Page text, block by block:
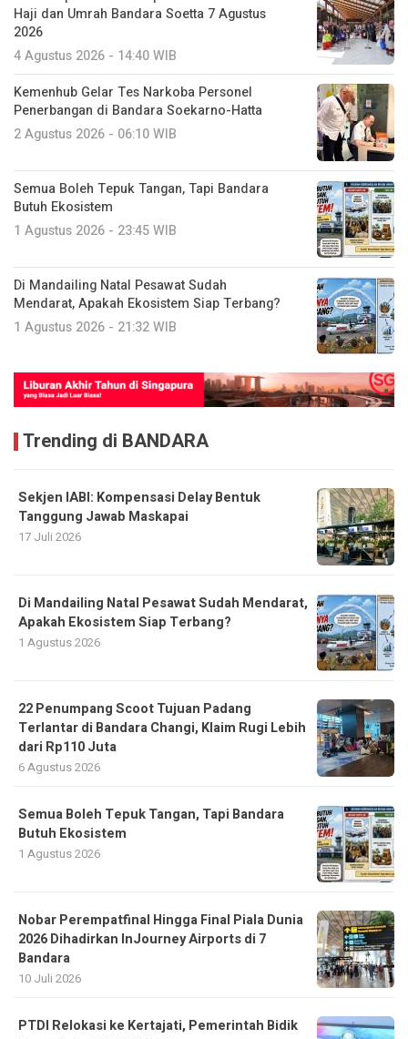
Haji dan Umrah Bandara Soetta 7 Agustus
2026
4 Agustus 2026 - 14:40 WIB
Kemenhub Gelar Tes Narkoba Personel
Penerbangan di Bandara Soekarno-Hatta
2 Agustus 2026 - 06:10 WIB
Semua Boleh Tepuk Tangan, Tapi Bandara
Butuh Ekosistem
1 Agustus 2026 - 23:45 WIB
Di Mandailing Natal Pesawat Sudah
Mendarat, Apakah Ekosistem Siap Terbang?
1 Agustus 2026 - 21:32 WIB
Trending di BANDARA
Sekjen IABI: Kompensasi Delay Bentuk
Tanggung Jawab Maskapai
17 Juli 2026
Di Mandailing Natal Pesawat Sudah Mendarat,
Apakah Ekosistem Siap Terbang?
1 Agustus 2026
22 Penumpang Scoot Tujuan Padang
Terlantar di Bandara Changi, Klaim Rugi Lebih
dari Rp110 Juta
6 Agustus 2026
Semua Boleh Tepuk Tangan, Tapi Bandara
Butuh Ekosistem
1 Agustus 2026
Nobar Perempatfinal Hingga Final Piala Dunia
2026 Dihadirkan InJourney Airports di 7
Bandara
10 Juli 2026
PTDI Relokasi ke Kertajati, Pemerintah Bidik